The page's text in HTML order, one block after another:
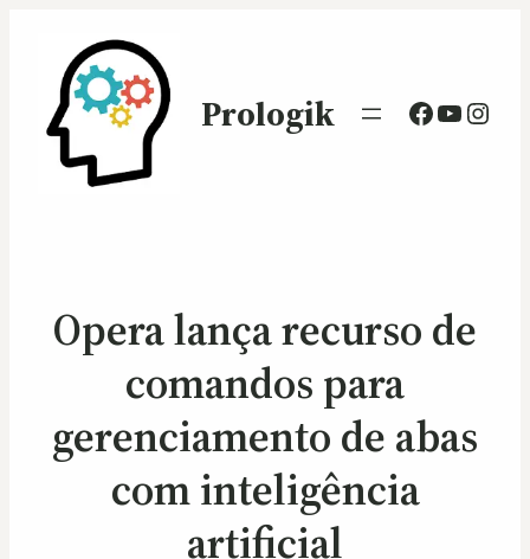
Prologik Facebook
Opera lança recurso de
comandos para
gerenciamento de abas
com inteligência
artificial